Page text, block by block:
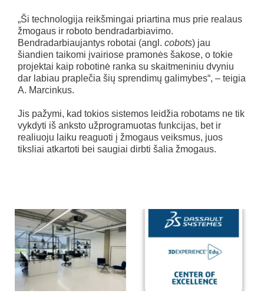
„Ši technologija reikšmingai priartina mus prie realaus
žmogaus ir roboto bendradarbiavimo.
Bendradarbiaujantys robotai (angl. cobots) jau
šiandien taikomi įvairiose pramonės šakose, o tokie
projektai kaip robotinė ranka su skaitmeniniu dvyniu
dar labiau praplečia šių sprendimų galimybes“, – teigia
A. Marcinkus.
Jis pažymi, kad tokios sistemos leidžia robotams ne tik
vykdyti iš anksto užprogramuotas funkcijas, bet ir
realiuoju laiku reaguoti į žmogaus veiksmus, juos
tiksliai atkartoti bei saugiai dirbti šalia žmogaus.